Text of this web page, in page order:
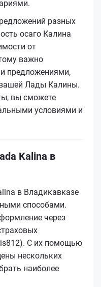
разных
осаго Калина
от
важно
предложениями,
Лады Калины.
вы сможете
условиями и
Kalina в
в Владикавказе
способами.
через
С их помощью
нескольких
наиболее